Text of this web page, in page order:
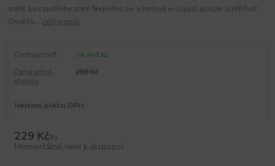
zrání: bez potřeby zrání Nejedná se o hotový e-liquid, pouze o příchuť!
Osvěžu... celý popis
Dostupnost
na dotaz
Cena před
slevou
259 Kč
Nejsme plátci DPH
229 Kč/ks
Momentálně není k dispozici